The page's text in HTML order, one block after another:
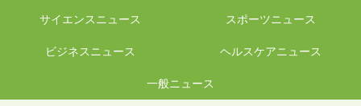
サイエンスニュース スポーツニュース
ビジネスニュース ヘルスケアニュース
一般ニュース